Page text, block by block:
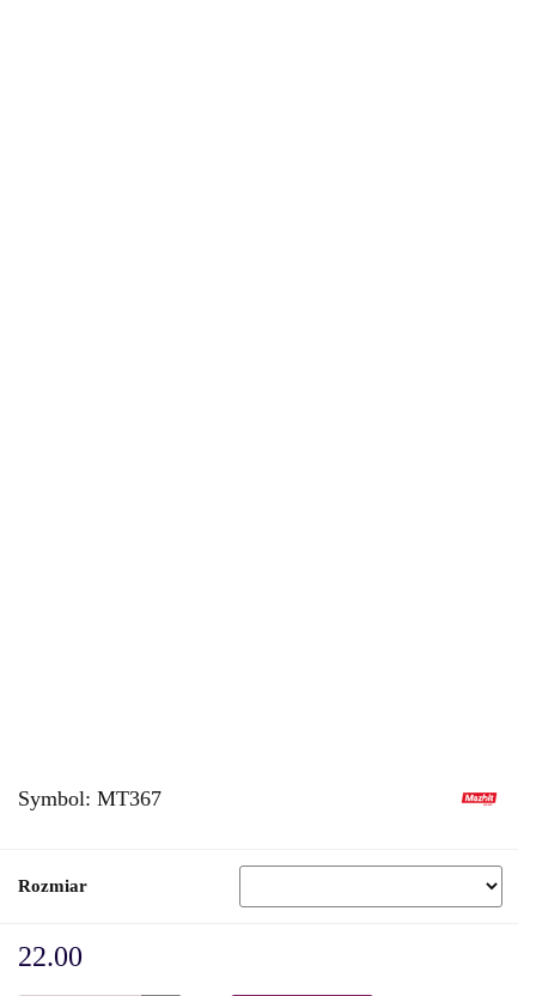
Symbol: MT367
Rozmiar
22.00